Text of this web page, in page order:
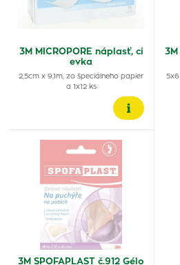
3M MICROPORE náplasť, ci
evka
2,5cm x 9,1m, zo špeciálneho papier
a 1x12 ks
3M SPOFAPLAST č.912 Gélo